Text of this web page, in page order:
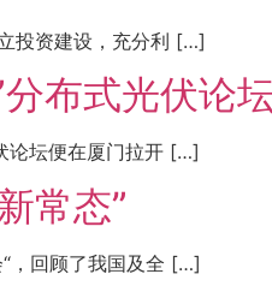
投资建设，充分利 […]
布式光伏论
论坛便在厦门拉开 […]
常态”
，回顾了我国及全 […]